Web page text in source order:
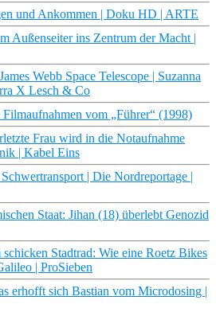
und Ankommen | Doku HD | ARTE
Außenseiter ins Zentrum der Macht |
Webb Space Telescope | Suzanna
X Lesch & Co
vom „Führer“ (1998)
Frau wird in die Notaufnahme
| Kabel Eins
| Die Nordreportage |
Staat: Jihan (18) überlebt Genozid
Stadtrad: Wie eine Roetz Bikes
| ProSieben
erhofft sich Bastian vom Microdosing |